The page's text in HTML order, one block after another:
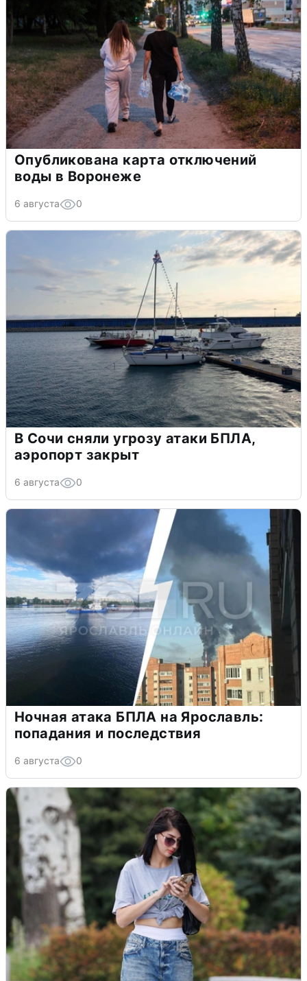
Опубликована карта отключений
воды в Воронеже
6 августа 0
В Сочи сняли угрозу атаки БПЛА,
аэропорт закрыт
6 августа 0
Ночная атака БПЛА на Ярославль:
попадания и последствия
6 августа 0